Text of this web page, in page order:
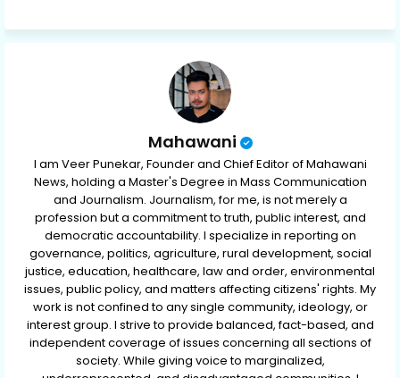
ap
Mahawani
I am Veer Punekar, Founder and Chief Editor of Mahawani
News, holding a Master's Degree in Mass Communication
and Journalism. Journalism, for me, is not merely a
profession but a commitment to truth, public interest, and
democratic accountability. I specialize in reporting on
governance, politics, agriculture, rural development, social
justice, education, healthcare, law and order, environmental
issues, public policy, and matters affecting citizens' rights. My
work is not confined to any single community, ideology, or
interest group. I strive to provide balanced, fact-based, and
independent coverage of issues concerning all sections of
society. While giving voice to marginalized,